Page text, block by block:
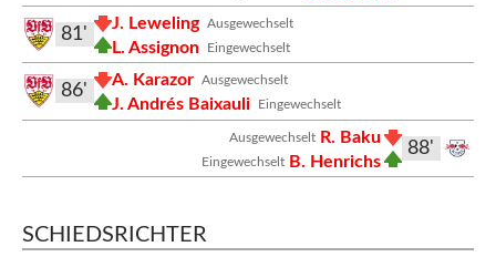
Ausgewechselt
J. Leweling
Eingewechselt
L. Assignon
81'
Ausgewechselt
A. Karazor
Eingewechselt
J. Andrés Baixauli
86'
88'
Ausgewechselt R. Baku
Eingewechselt B. Henrichs
SCHIEDSRICHTER